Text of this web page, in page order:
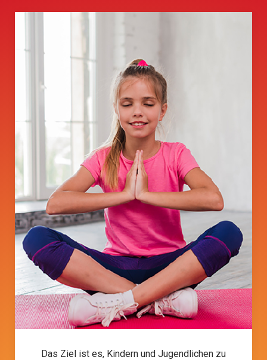
Das Ziel ist es, Kindern und Jugendlichen zu